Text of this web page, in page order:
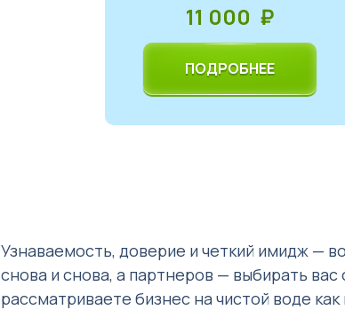
11 000 ₽
ПОДРОБНЕЕ
Узнаваемость, доверие и четкий имидж —
снова и снова, а партнеров — выбирать
рассматриваете бизнес на чистой воде